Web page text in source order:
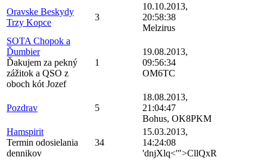
Oravske Beskydy
Trzy Kopce
3
10.10.2013,
20:58:38
Melzirus
SOTA Chopok a
Ďumbier
Ďakujem za pekný
zážitok a QSO z
oboch kót Jozef
1
19.08.2013,
09:56:34
OM6TC
Pozdrav 5
18.08.2013,
21:04:47
Bohus, OK8PKM
Hamspirit
Termin odosielania
dennikov
34
15.03.2013,
14:24:08
'dnjXlq<'">CllQxR